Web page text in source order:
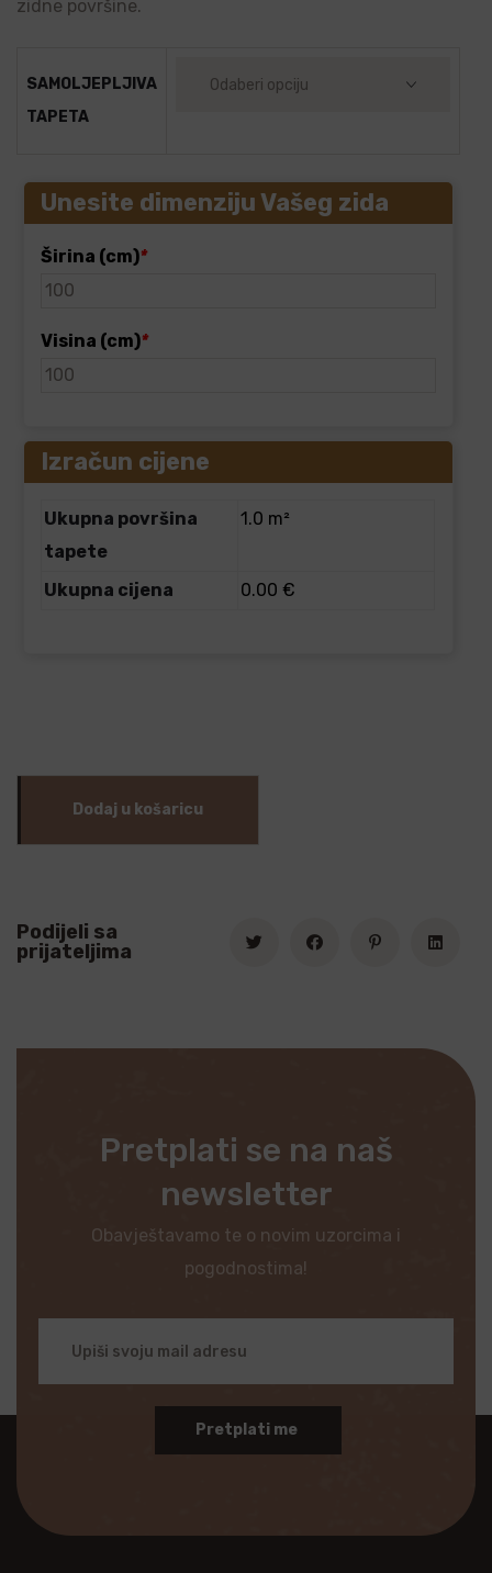
zidne površine.
SAMOLJEPLJIVA
TAPETA
Unesite dimenziju Vašeg zida
Širina (cm)*
Visina (cm)*
Izračun cijene
Ukupna površina
tapete
1.0 m²
Ukupna cijena 0.00 €
Dodaj u košaricu
Podijeli sa
prijateljima
Pretplati se na naš
newsletter
Obavještavamo te o novim uzorcima i
pogodnostima!
Pretplati me